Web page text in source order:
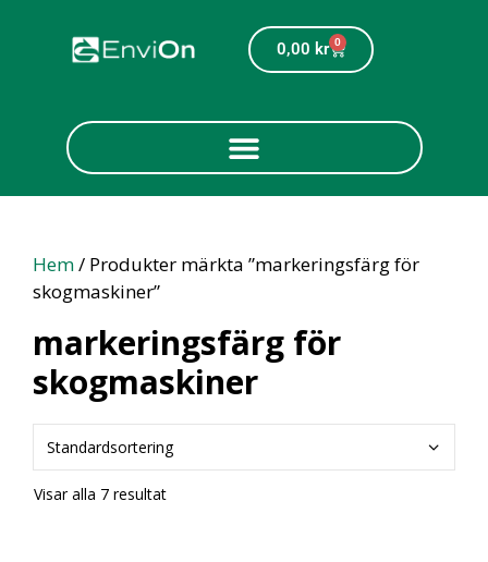
0,00 kr 0
Hem/ Produkter märkta ”markeringsfärg för
skogmaskiner”
markeringsfärg för
skogmaskiner
Visar alla 7 resultat